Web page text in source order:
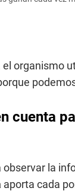
organismo
cuenta
observar la
aporta cada